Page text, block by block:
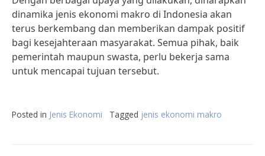
dinamika jenis ekonomi makro di Indonesia akan
terus berkembang dan memberikan dampak positif
bagi kesejahteraan masyarakat. Semua pihak, baik
pemerintah maupun swasta, perlu bekerja sama
untuk mencapai tujuan tersebut.
Posted in Jenis Ekonomi Tagged jenis ekonomi makro